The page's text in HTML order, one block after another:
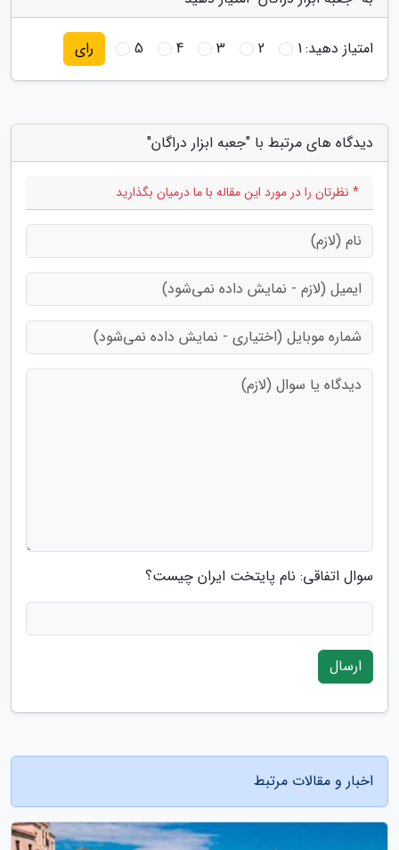
امتیاز دهید:1
2
3
4
5 رای
دیدگاه های مرتبط با "جعبه ابزار دراگان"
* نظرتان را در مورد این مقاله با ما درمیان بگذارید
سوال اتفاقی: نام پایتخت ایران چیست؟
ارسال
اخبار و مقالات مرتبط